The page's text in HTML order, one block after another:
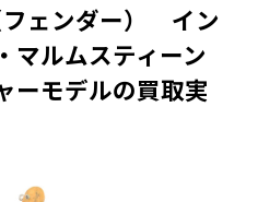
ェンダー） イン
マルムスティーン
ーモデルの買取実